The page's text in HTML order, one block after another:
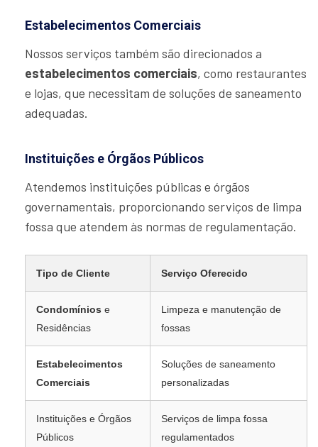
Estabelecimentos Comerciais
Nossos serviços também são direcionados a
estabelecimentos comerciais, como restaurantes
e lojas, que necessitam de soluções de saneamento
adequadas.
Instituições e Órgãos Públicos
Atendemos instituições públicas e órgãos
governamentais, proporcionando serviços de limpa
fossa que atendem às normas de regulamentação.
Tipo de Cliente Serviço Oferecido
Condomínios e
Residências
Limpeza e manutenção de
fossas
Estabelecimentos
Comerciais
Soluções de saneamento
personalizadas
Instituições e Órgãos
Públicos
Serviços de limpa fossa
regulamentados